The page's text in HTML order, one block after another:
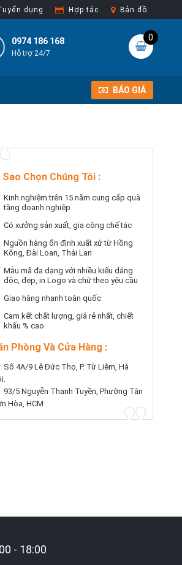
dụng Hợp tác Bản đồ
0
0974 186 168
Hỗ trợ 24/7
BÁO GIÁ
Sao Chọn Chúng Tôi :
Kinh nghiệm trên 15 năm cung cấp quà
tặng doanh nghiệp
Có xưởng sản xuất, gia công chế tác
Nguồn hàng ổn định xuất xứ từ Hồng
Kông, Đài Loan, Thái Lan
Mẫu mã đa dạng với nhiều kiểu dáng
độc, đẹp, in Logo và chữ theo yêu cầu
Giao hàng nhanh toàn quốc
Cam kết chất lượng, giá rẻ nhất, chiết
khấu % cao
Phòng Và Cửa Hàng :
Số 4A/9 Lê Đức Thọ, P. Từ Liêm, Hà
93/5 Nguyễn Thanh Tuyền, Phường Tân
Hòa, HCM
- 18:00